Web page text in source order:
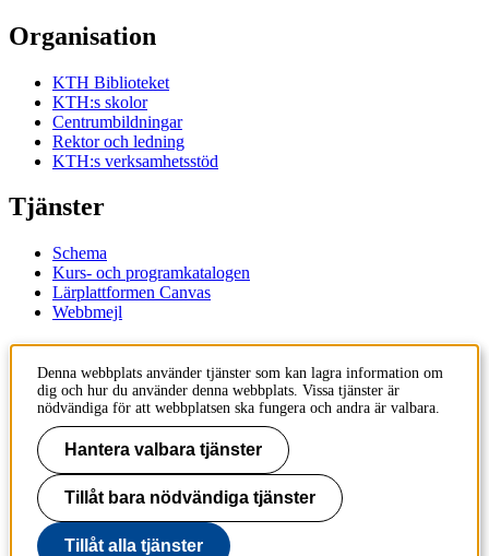
Organisation
KTH Biblioteket
KTH:s skolor
Centrumbildningar
Rektor och ledning
KTH:s verksamhetsstöd
Tjänster
Schema
Kurs- och programkatalogen
Lärplattformen Canvas
Webbmejl
KTH
100 44 Stockholm
+46 8 790 60 00
Kontakta KTH
Jobba på KTH
Press och media
Faktura och betalning KTH
Denna webbplats använder tjänster som kan lagra information om
dig och hur du använder denna webbplats. Vissa tjänster är
nödvändiga för att webbplatsen ska fungera och andra är valbara.
Hantera valbara tjänster
Tillåt bara nödvändiga tjänster
Tillåt alla tjänster